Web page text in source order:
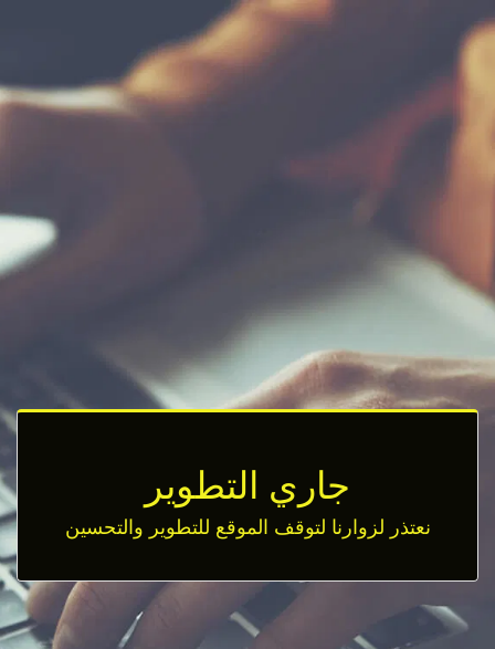
جاري التطوير
نعتذر لزوارنا لتوقف الموقع للتطوير والتحسين